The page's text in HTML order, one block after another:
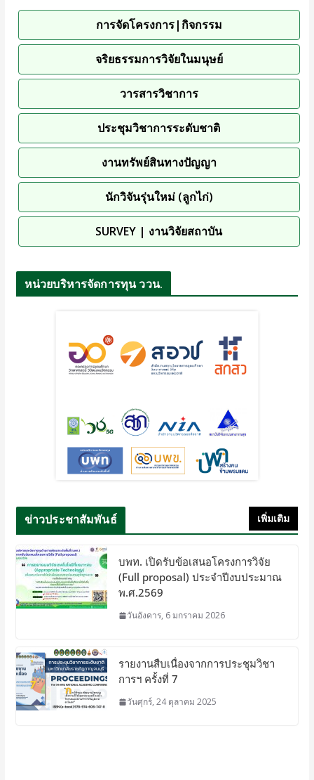
การจัดโครงการ|กิจกรรม
จริยธรรมการวิจัยในมนุษย์
วารสารวิชาการ
ประชุมวิชาการระดับชาติ
งานทรัพย์สินทางปัญญา
นักวิจันรุ่นใหม่ (ลูกไก่)
SURVEY | งานวิจัยสถาบัน
หน่วยบริหารจัดการทุน ววน.
ข่าวประชาสัมพันธ์ เพิ่มเติม
บพท. เปิดรับข้อเสนอโครงการวิจัย
(Full proposal) ประจำปีงบประมาณ
พ.ศ.2569
วันอังคาร, 6 มกราคม 2026
รายงานสืบเนื่องจากการประชุมวิชา
การฯ ครั้งที่ 7
วันศุกร์, 24 ตุลาคม 2025